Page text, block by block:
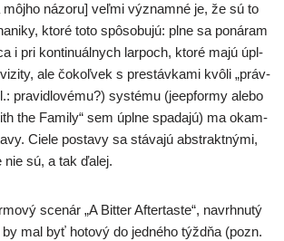
názo­ru] veľ­mi význam­né je, že sú to
kto­ré toto spô­so­bu­jú: plne sa poná­ram
i pri kon­ti­nu­ál­nych lar­poch, kto­ré majú úpl­
ale čokoľ­vek s pre­stáv­ka­mi kvô­li „práv­
pra­vid­lo­vé­mu?) sys­té­mu (jeep­for­my ale­bo
the Family“ sem úpl­ne spa­da­jú) ma okam­
Ciele posta­vy sa stá­va­jú abs­trakt­ný­mi,
sú, a tak ďalej.
sce­nár „A Bitter Aftertaste“, navr­hnu­tý
mal byť hoto­vý do jed­né­ho týžd­ňa (pozn.